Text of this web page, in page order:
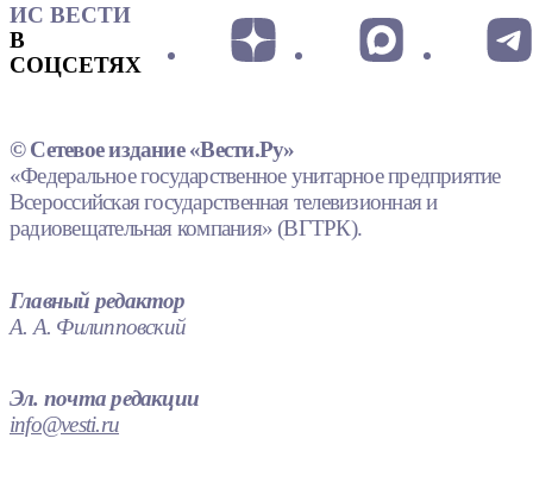
ИС ВЕСТИ
В
СОЦСЕТЯХ
© Сетевое издание «Вести.Ру»
«Федеральное государственное унитарное предприятие
Всероссийская государственная телевизионная и
радиовещательная компания» (ВГТРК).
Главный редактор
А. А. Филипповский
Эл. почта редакции
info@vesti.ru